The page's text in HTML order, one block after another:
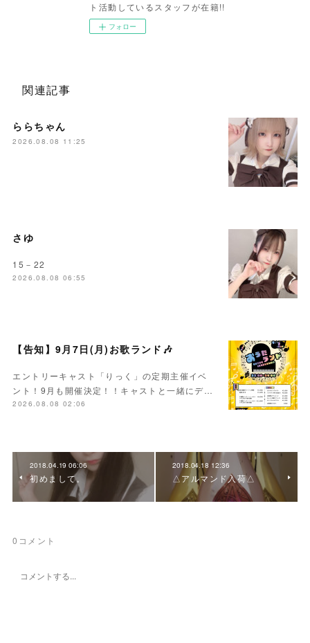
ト活動しているスタッフが在籍!!
フォロー
関連記事
ららちゃん
2026.08.08 11:25
さゆ
15－22
2026.08.08 06:55
【告知】9月7日(月)お歌ランド🎶
エントリーキャスト「りっく」の定期主催イベ
ント！9月も開催決定！！キャストと一緒にデ…
2026.08.08 02:06
2018.04.19 06:06
初めまして。
2018.04.18 12:36
△アルマンド入荷△
0 コメント